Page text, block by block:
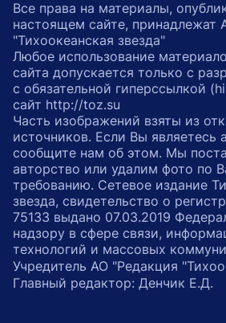
Все права на материалы,
настоящем сайте, принадлежат
"Тихоокеанская звезда"
Любое использование
сайта допускается только с
с обязательной гиперссылкой
сайт http://toz.su
Часть изображений взяты из
источников. Если Вы являетесь
сообщите нам об этом. Мы
авторство или удалим фото по
требованию. Сетевое издание
звезда, свидетельство о
75133 выдано 07.03.2019
надзору в сфере связи,
технологий и массовых
Учредитель АО "Редакция
Главный редактор: Денчик Е.Д.